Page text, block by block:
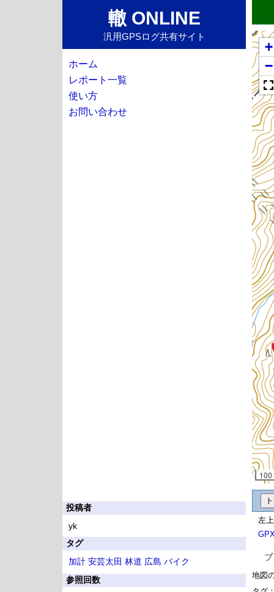
+
−
100
左
地図
轍 ONLINE
汎用GPSログ共有サイト
ホーム
レポート一覧
使い方
お問い合わせ
投稿者
yk
タグ
加計 安芸太田 林道 広島 バイク
参照回数